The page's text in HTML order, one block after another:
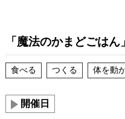
「魔法のかまどごは
食べる つくる 体を動
開催日